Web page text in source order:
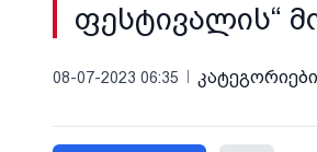
ფესტივალის“
08-07-2023 06:35